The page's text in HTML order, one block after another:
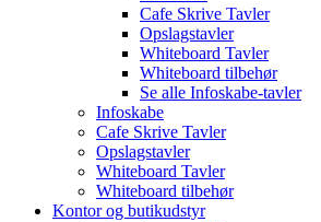
Cafe Skrive Tavler
Opslagstavler
Whiteboard Tavler
Whiteboard tilbehør
Se alle Infoskabe-tavler
Infoskabe
Cafe Skrive Tavler
Opslagstavler
Whiteboard Tavler
Whiteboard tilbehør
Kontor og butikudstyr